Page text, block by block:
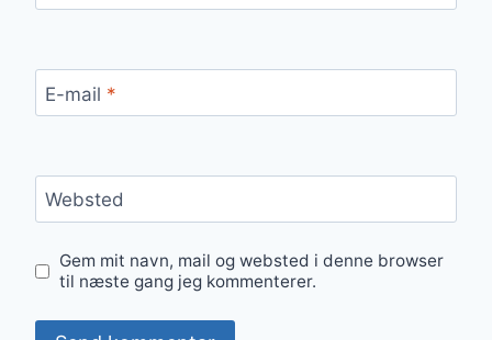
E-mail *
Websted
Gem mit navn, mail og websted i denne browser
til næste gang jeg kommenterer.